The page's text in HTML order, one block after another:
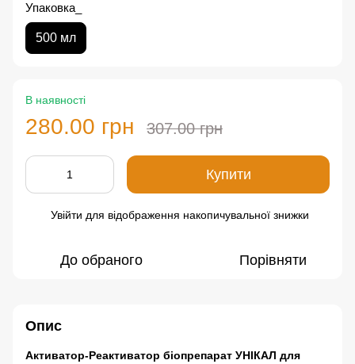
Упаковка_
500 мл
В наявності
280.00 грн 307.00 грн
Купити
Увійти для відображення накопичувальної знижки
До обраного Порівняти
Опис
Активатор-Реактиватор біопрепарат УНІКАЛ для